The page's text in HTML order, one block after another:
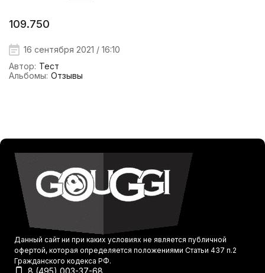
109.750
16 сентября 2021 / 16:10
Автор: Тест
Альбомы: Отзывы
Данный сайт ни при каких условиях не является публичной
офертой, которая определяется положениями Статьи 437 п.2
Гражданского кодекса РФ.
8 (495) 003-37-68